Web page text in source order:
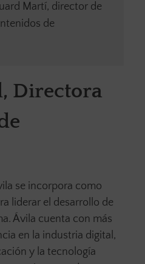
Martí, director de
de
Directora
se incorpora como
liderar el desarrollo de
Ávila cuenta con más
en la industria digital,
y la tecnología